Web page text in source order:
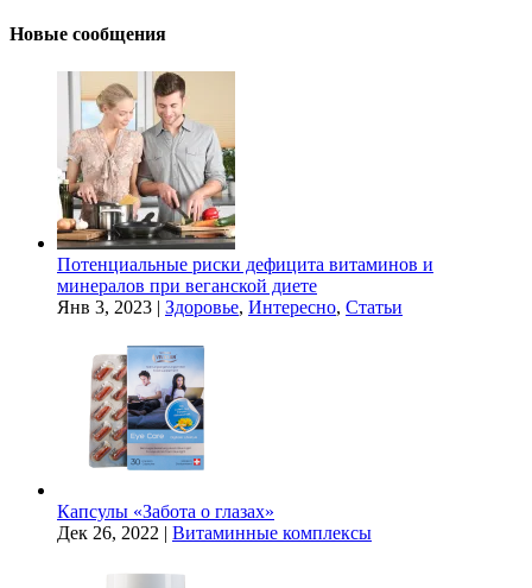
Новые сообщения
Потенциальные риски дефицита витаминов и
минералов при веганской диете
Янв 3, 2023 | Здоровье, Интересно, Статьи
Капсулы «Забота о глазах»
Дек 26, 2022 | Витаминные комплексы